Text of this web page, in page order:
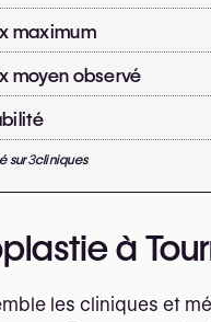
maximum
moyen observé
sur3cliniques
à
les cliniques et